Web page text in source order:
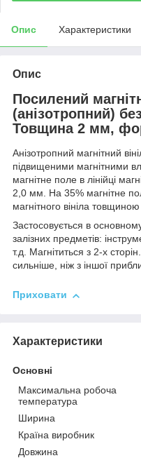
Опис Характеристики
Опис
Посилений
(анізотропний)
Товщина 2 мм,
Анізотропний магнітний
підвищеними магнітними
магнітне поле в лінійці
2,0 мм. На 35% магнітне
магнітного вініла
Застосовується в
залізних предметів:
т.д. Магнітиться з 2-х
сильніше, ніж з іншої
Приховати
Характеристики
Основні
Максимальна робоча
температура
Ширина
Країна виробник
Довжина